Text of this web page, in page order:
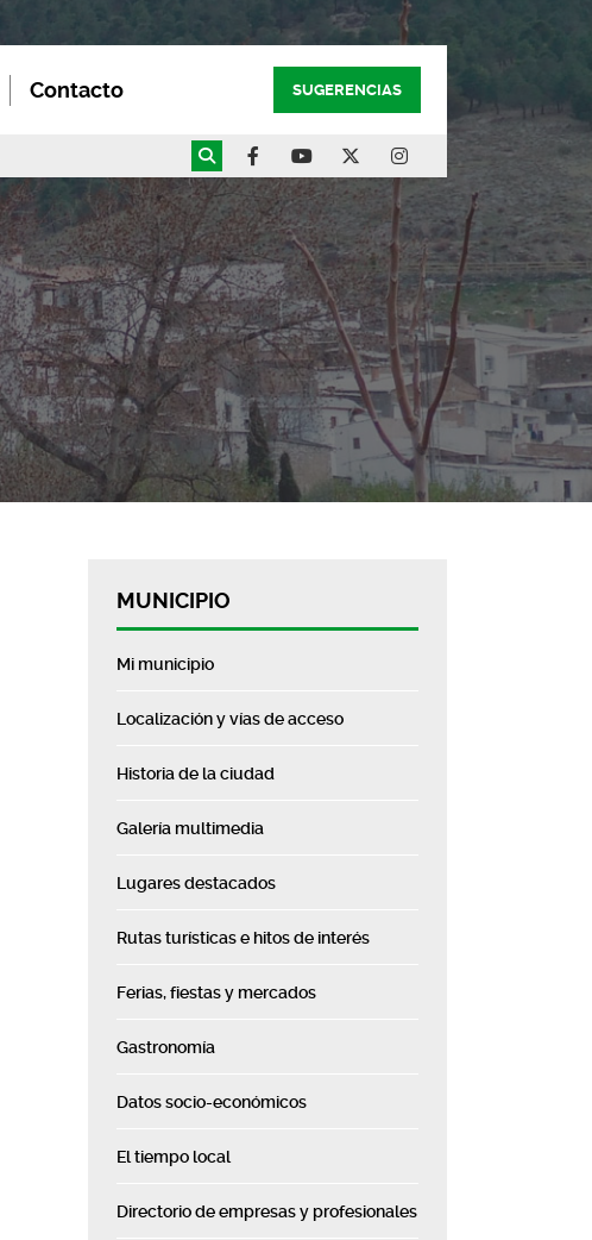
Contacto SUGERENCIAS
MUNICIPIO
Mi municipio
Localización y vías de acceso
Historia de la ciudad
Galería multimedia
Lugares destacados
Rutas turísticas e hitos de interés
Ferias, fiestas y mercados
Gastronomía
Datos socio-económicos
El tiempo local
Directorio de empresas y profesionales